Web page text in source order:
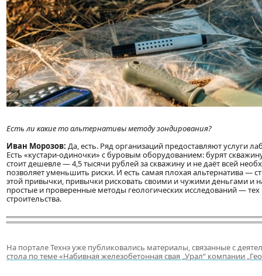
Есть ли какие то альтернативы методу зондирования?
Иван Морозов: Да, есть. Ряд организаций предоставляют услуги
Есть «кустари-одиночки» с буровым оборудованием: бурят
стоит дешевле — 4,5 тысячи рублей за скважину и не даёт всей
позволяет уменьшить риски. И есть самая плохая альтернатива —
этой привычки, привычки рисковать своими и чужими деньгами и
простые и проверенные методы геологических исследований —
строительства.
На портале Технэ уже публиковались материалы, связанные с
стола по теме «Набивная железобетонная свая „Урал“ компании